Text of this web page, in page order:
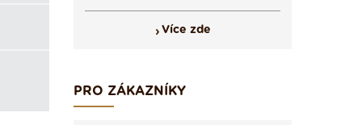
Více zde
PRO ZÁKAZNÍKY